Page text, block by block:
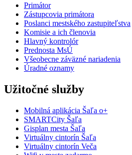
Primátor
Zástupcovia primátora
Poslanci mestského zastupiteľstva
Komisie a ich členovia
Hlavný kontrolór
Prednosta MsÚ
Všeobecne záväzné nariadenia
Úradné oznamy
Užitočné služby
Mobilná aplikácia Šaľa o+
SMARTCity Šaľa
Gisplan mesta Šaľa
Virtuálny cintorín Šaľa
Virtuálny cintorín Veča